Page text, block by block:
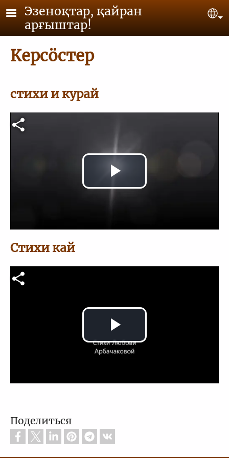
Skip to main content
Эзеноқтар, қайран
арғыштар!
Керсöстер
Video file
Play
стихи и курай
Video file
Play
Стихи кай
Поделиться